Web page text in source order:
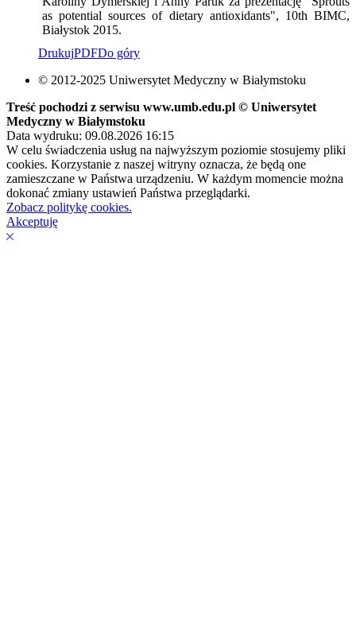
as potential sources of dietary antioxidants", 10th BIMC,
Białystok 2015.
DrukujPDFDo góry
© 2012-2025 Uniwersytet Medyczny w Białymstoku
Treść pochodzi z serwisu www.umb.edu.pl © Uniwersytet
Medyczny w Białymstoku
Data wydruku: 09.08.2026 16:15
W celu świadczenia usług na najwyższym poziomie stosujemy pliki
cookies. Korzystanie z naszej witryny oznacza, że będą one
zamieszczane w Państwa urządzeniu. W każdym momencie można
dokonać zmiany ustawień Państwa przeglądarki.
Zobacz politykę cookies.
Akceptuję